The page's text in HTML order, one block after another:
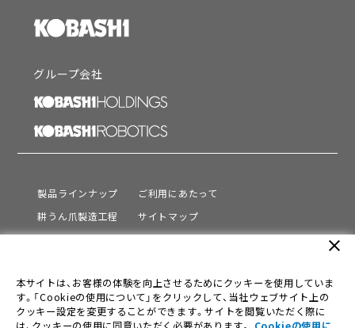
グループ会社
製品ラインナップ
耕うん爪製造工程
サポート
会社情報
採用情報
ご利用にあたって
サイトマップ
プライバシーポリシー
本サイトは、お客様の体験を向上させるためにクッキーを使用していま
す。「Cookieの使用について」をクリックして、当社ウェブサイト上の
クッキー設定を変更することができます。サイトを閲覧いただく際に
close